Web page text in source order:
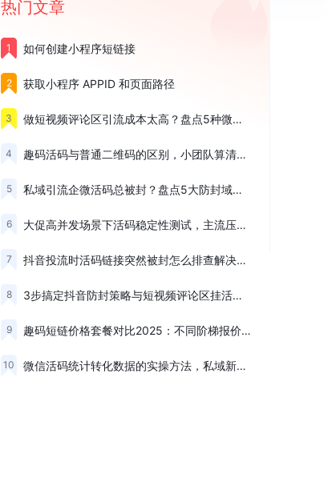
热门文章
1 如何创建小程序短链接
2 获取小程序 APPID 和页面路径
3 做短视频评论区引流成本太高？盘点5种微信活码防屏蔽方案
4 趣码活码与普通二维码的区别，小团队算清线下物料更换成本再买
5 私域引流企微活码总被封？盘点5大防封域名策略提升通过率
6 大促高并发场景下活码稳定性测试，主流压测计费标准盘点
7 抖音投流时活码链接突然被封怎么排查解决？三大防封策略解析
8 3步搞定抖音防封策略与短视频评论区挂活码的完整设置教程
9 趣码短链价格套餐对比2025：不同阶梯报价的取舍逻辑
10 微信活码统计转化数据的实操方法，私域新手该选免费还是付费？